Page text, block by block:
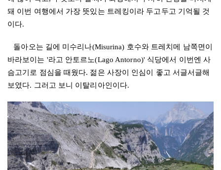
돼 이번 여행에서 가장 뜻있는 트레킹이라 두고두고 기억될 것
이다.
돌아오는 길에 미수리나(Misurina) 호수와 트레치메 남쪽면이
바라보이는 '라고 안토르노(Lago Antorno)' 식당에서 이번엔 사
슴고기로 점심을 때웠다. 젊은 사장이 인심이 좋고 서글서글해
보였다. 그러고 보니 이탈리아인이다.